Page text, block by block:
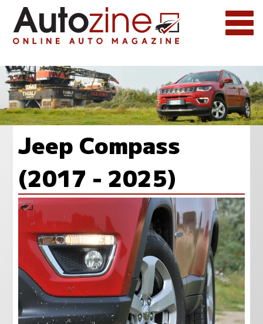
Jeep Compass
(2017 - 2025)